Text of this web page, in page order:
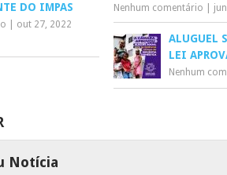
Nenhum comentário
DO IMPAS
out 27, 2022
ALUGUEL
LEI
Nenhum
Notícia